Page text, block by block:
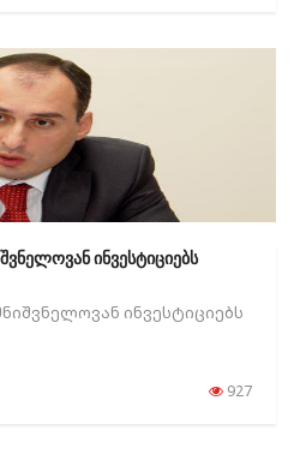
ინვესტიციებს
ინვესტიციებს
927